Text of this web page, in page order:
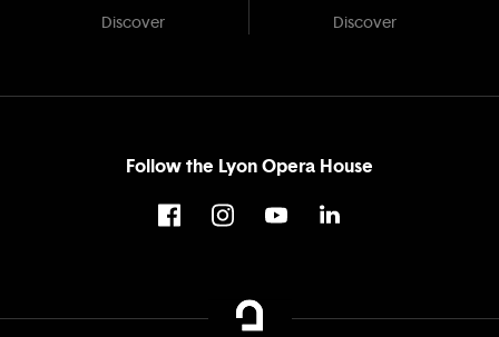
Discover Discover
Follow the Lyon Opera House